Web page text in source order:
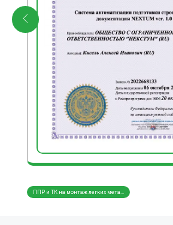
ППР и ТК на монтаж легких мета...
ППР и ТК на монтаж трубопровод...